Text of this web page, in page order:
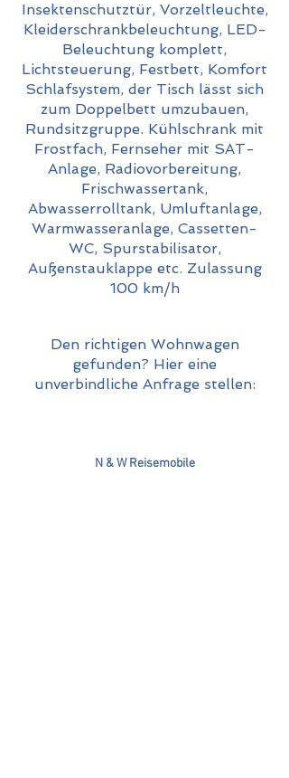
Insektenschutztür, Vorzeltleuchte,
Kleiderschrankbeleuchtung, LED-
Beleuchtung komplett,
Lichtsteuerung, Festbett, Komfort
Schlafsystem, der Tisch lässt sich
zum Doppelbett umzubauen,
Rundsitzgruppe. Kühlschrank mit
Frostfach, Fernseher mit SAT-
Anlage, Radiovorbereitung,
Frischwassertank,
Abwasserrolltank, Umluftanlage,
Warmwasseranlage, Cassetten-
WC, Spurstabilisator,
Außenstauklappe etc. Zulassung
100 km/h
Den richtigen Wohnwagen
gefunden? Hier eine
unverbindliche Anfrage stellen:
N & W Reisemobile